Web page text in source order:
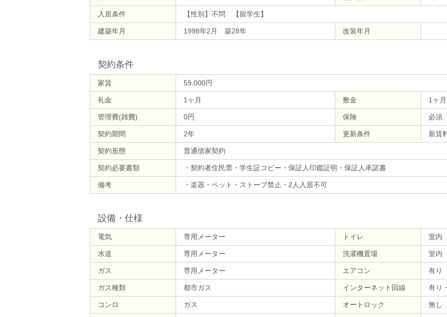
入居条件 【性別】不問 【留学生】
建築年月 1998年2月 築28年 改装年月
契約条件
家賃 59,000円
礼金 1ヶ月 敷金 1ヶ月
管理費(雑費) 0円 保険 必須
契約期間 2年 更新条件 新賃
契約形態 普通借家契約
契約必要書類 ・契約者住民票・学生証コピー・保証人印鑑証明・保証人承諾書
備考 ・楽器・ペット・ストーブ禁止・2人入居不可
設備・仕様
電気 専用メーター トイレ 室内
水道 専用メーター 洗濯機置場 室内
ガス 専用メーター エアコン 有り
ガス種類 都市ガス インターネット回線 有り
コンロ ガス オートロック 無し